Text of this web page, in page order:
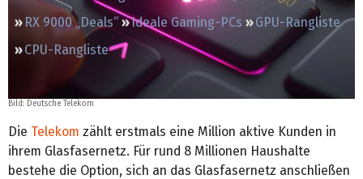
RX 9000 „Deals“
Ideale Gaming-PCs
GPU-Rangliste
CPU-Rangliste
Bild: Deutsche Telekom
Die Telekom zählt erstmals eine Million aktive Kunden in
ihrem Glasfasernetz. Für rund 8 Millionen Haushalte
bestehe die Option, sich an das Glasfasernetz anschließen